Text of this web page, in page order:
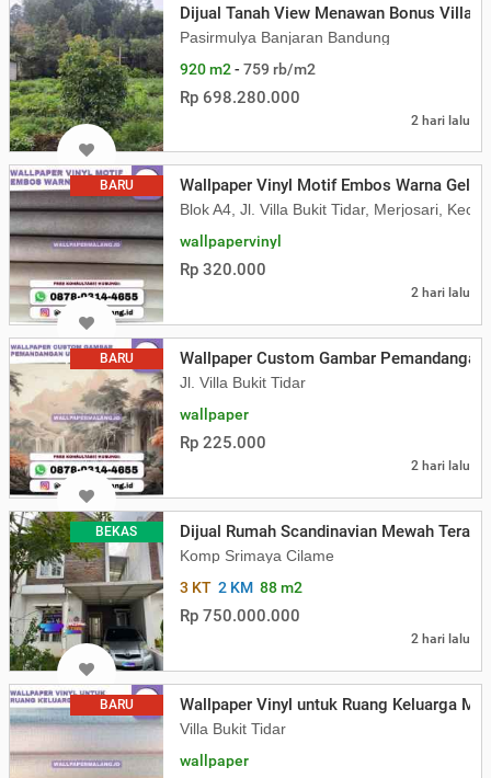
Dijual Tanah View Menawan Bonus Villa
Pasirmulya Banjaran Bandung
920 m2- 759 rb/m2
Rp 698.280.000
2 hari lalu
BARU Wallpaper Vinyl Motif Embos Warna Gelap
Blok A4, Jl. Villa Bukit Tidar, Merjosari, Kec.
wallpapervinyl
Rp 320.000
2 hari lalu
BARU Wallpaper Custom Gambar Pemandangan
Jl. Villa Bukit Tidar
wallpaper
Rp 225.000
2 hari lalu
BEKAS Dijual Rumah Scandinavian Mewah
Komp Srimaya Cilame
3 KT 2 KM 88 m2
Rp 750.000.000
2 hari lalu
BARU Wallpaper Vinyl untuk Ruang Keluarga
Villa Bukit Tidar
wallpaper